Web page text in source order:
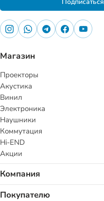
Магазин
Проекторы
Акустика
Винил
Электроника
Наушники
Коммутация
Hi-END
Акции
Компания
Покупателю